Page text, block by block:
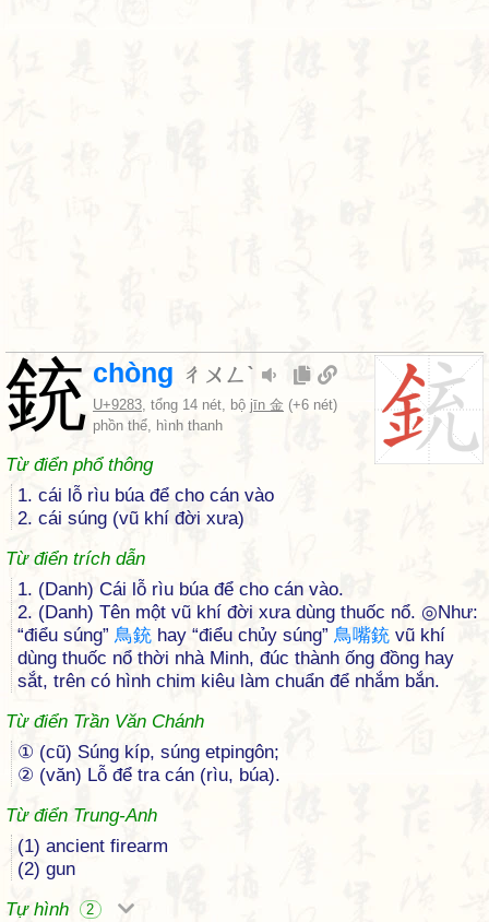
銃 chòng ㄔㄨㄥˋ
U+9283, tổng 14 nét, bộ jīn 金 (+6 nét)
phồn thể, hình thanh
Từ điển phổ thông
1. cái lỗ rìu búa để cho cán vào
2. cái súng (vũ khí đời xưa)
Từ điển trích dẫn
1. (Danh) Cái lỗ rìu búa để cho cán vào.
2. (Danh) Tên một vũ khí đời xưa dùng thuốc nổ. ◎Như:
“điểu súng” 鳥銃 hay “điểu chủy súng” 鳥嘴銃 vũ khí
dùng thuốc nổ thời nhà Minh, đúc thành ống đồng hay
sắt, trên có hình chim kiêu làm chuẩn để nhắm bắn.
Từ điển Trần Văn Chánh
① (cũ) Súng kíp, súng etpingôn;
② (văn) Lỗ để tra cán (rìu, búa).
Từ điển Trung-Anh
(1) ancient firearm
(2) gun
Tự hình
2